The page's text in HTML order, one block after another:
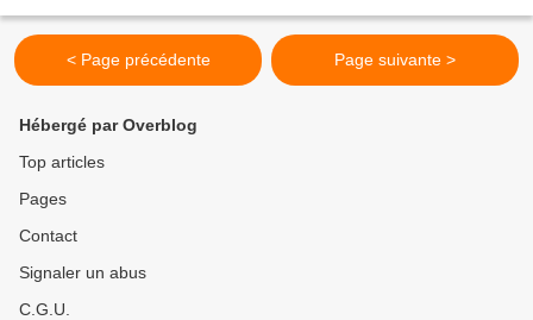
< Page précédente Page suivante >
Hébergé par Overblog
Top articles
Pages
Contact
Signaler un abus
C.G.U.